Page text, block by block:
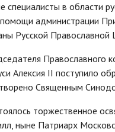
специалисты в области
администрации
Русской Православной
Православного
Алексия II поступило
Священным
торжественное
ныне Патриарх